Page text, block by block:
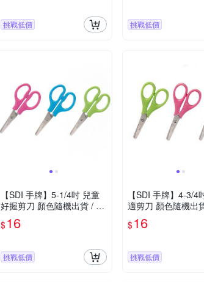
挑戰低價 挑戰低價
【SDI 手牌】5-1/4吋 兒童
好握剪刀 顏色隨機出貨 / 支
0856D
$16
挑戰低價
【SDI 手牌】4-3/4
適剪刀 顏色隨機出
855D
$16
挑戰低價